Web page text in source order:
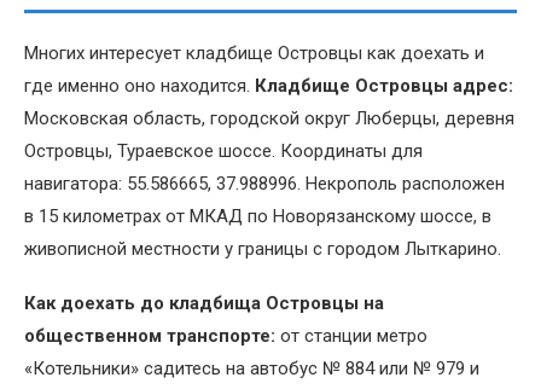
Многих интересует кладбище Островцы как доехать и
где именно оно находится. Кладбище Островцы адрес:
Московская область, городской округ Люберцы, деревня
Островцы, Тураевское шоссе. Координаты для
навигатора: 55.586665, 37.988996. Некрополь расположен
в 15 километрах от МКАД по Новорязанскому шоссе, в
живописной местности у границы с городом Лыткарино.
Как доехать до кладбища Островцы на
общественном транспорте: от станции метро
«Котельники» садитесь на автобус № 884 или № 979 и